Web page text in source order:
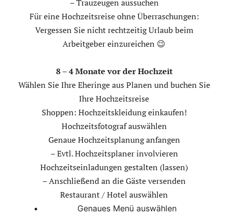
– Trauzeugen aussuchen
Für eine Hochzeitsreise ohne Überraschungen:
Vergessen Sie nicht rechtzeitig Urlaub beim
Arbeitgeber einzureichen 😉
8 – 4 Monate vor der Hochzeit
Wählen Sie Ihre Eheringe aus Planen und buchen Sie
Ihre Hochzeitsreise
Shoppen: Hochzeitskleidung einkaufen!
Hochzeitsfotograf auswählen
Genaue Hochzeitsplanung anfangen
– Evtl. Hochzeitsplaner involvieren
Hochzeitseinladungen gestalten (lassen)
– Anschließend an die Gäste versenden
Restaurant / Hotel auswählen
Genaues Menü auswählen